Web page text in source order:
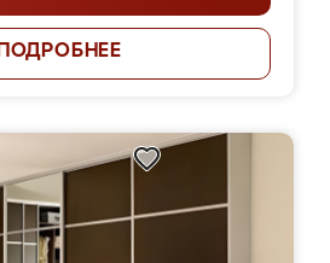
ПОДРОБНЕЕ